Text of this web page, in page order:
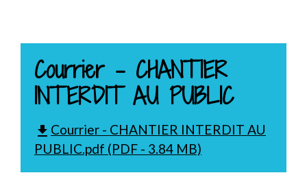
Courrier - CHANTIER
INTERDIT AU PUBLIC
file_download Courrier - CHANTIER INTERDIT AU
PUBLIC.pdf (PDF - 3.84 MB)